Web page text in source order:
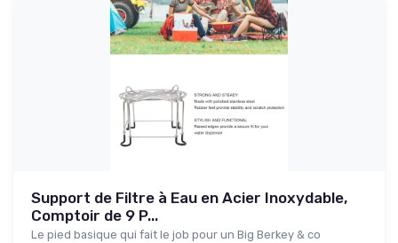
Support de Filtre à Eau en Acier Inoxydable,
Comptoir de 9 P...
Le pied basique qui fait le job pour un Big Berkey & co